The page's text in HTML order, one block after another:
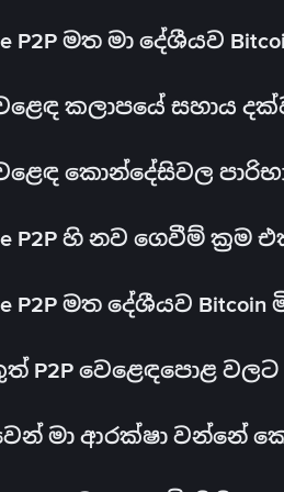
P2P මත මා දේශීයව
කලාපයේ සහාය
කොන්දේසිවල
P2P හි නව ගෙවීම්
P2P මත දේශීයව
P2P වෙළෙඳපොළ වලට
මා ආරක්ෂා වන්නේ කෙසේ